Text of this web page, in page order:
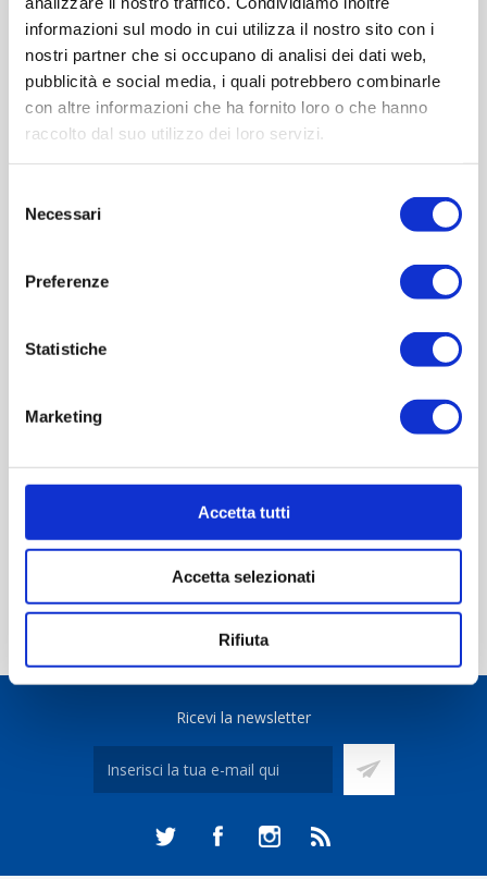
informazioni sul modo in cui utilizza il nostro sito con i
nostri partner che si occupano di analisi dei dati web,
pubblicità e social media, i quali potrebbero combinarle
con altre informazioni che ha fornito loro o che hanno
raccolto dal suo utilizzo dei loro servizi.
delNecessari
Preferenze
Statistiche
Marketing
Accetta tutti
Accetta selezionati
Rifiuta
Birra
BIRRA
SUBCATEGORIE
Ricevi la newsletter